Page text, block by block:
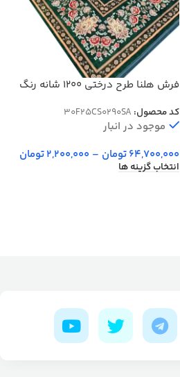
فرش هلنا طرح درختی 1200 شانه رنگ
کد محصول: 30F25CS0290SA
موجود در انبار
64,700,000تومان –
2,200,000تومان
انتخاب گزینه ها